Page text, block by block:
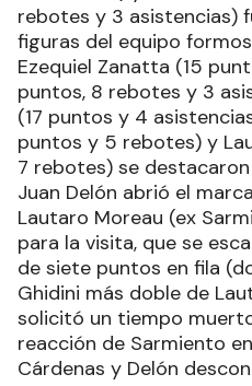
rebotes y 3 asistencias)
figuras del equipo
Ezequiel Zanatta (15
puntos, 8 rebotes y 3
(17 puntos y 4
puntos y 5 rebotes) y
7 rebotes) se
Juan Delón abrió el
Lautaro Moreau (ex
para la visita, que se
de siete puntos en fila
Ghidini más doble de
solicitó un tiempo
reacción de Sarmiento
Cárdenas y Delón